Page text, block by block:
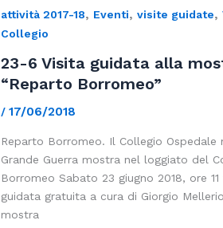
attività 2017-18, Eventi, visite guidate,
Collegio
23-6 Visita guidata alla
“Reparto Borromeo”
/ 17/06/2018
Reparto Borromeo. Il Collegio Ospedale
Grande Guerra mostra nel loggiato del
Borromeo Sabato 23 giugno 2018, ore 11
guidata gratuita a cura di Giorgio
mostra